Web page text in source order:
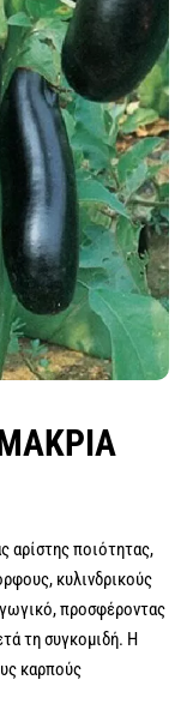
flowers
αρίστης ποιότητας,
κυλινδρικούς
προσφέροντας
τη συγκομιδή. Η
καρπούς